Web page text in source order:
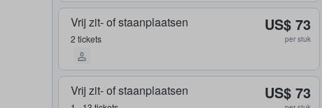
Vrij zit- of staanplaatsen
2 tickets
US$ 73
per stuk
Vrij zit- of staanplaatsen US$ 73